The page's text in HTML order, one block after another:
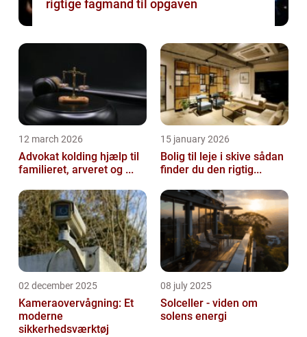
rigtige fagmand til opgaven
12 march 2026
Advokat kolding hjælp til
familieret, arveret og ...
15 january 2026
Bolig til leje i skive sådan
finder du den rigtig...
02 december 2025
Kameraovervågning: Et
moderne
sikkerhedsværktøj
08 july 2025
Solceller - viden om
solens energi